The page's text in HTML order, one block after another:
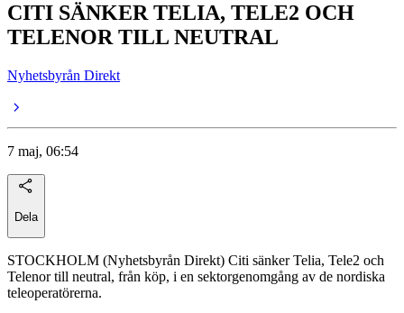
CITI SÄNKER TELIA, TELE2 OCH
TELENOR TILL NEUTRAL
Nyhetsbyrån Direkt
7 maj, 06:54
Dela
STOCKHOLM (Nyhetsbyrån Direkt) Citi sänker Telia, Tele2 och
Telenor till neutral, från köp, i en sektorgenomgång av de nordiska
teleoperatörerna.